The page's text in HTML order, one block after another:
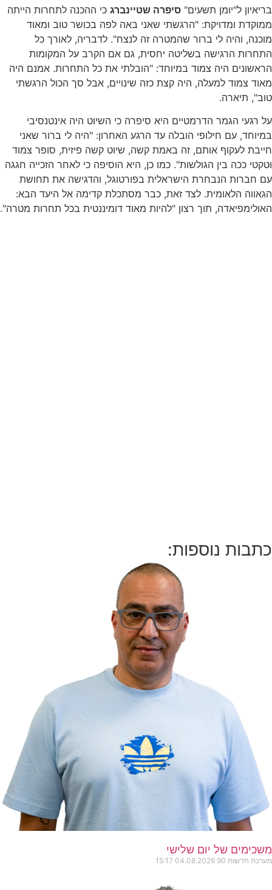
בריאיון ל"יומן תשעים" סיפרה שטיינברג כי ההכנה לתחרות הייתה
ממוקדת ומדויקת: "הרגשתי שאני באה לפה בכושר טוב ומאוד
מוכנה, והיה לי ברור שהמטרה זה לנצח". לדבריה, לאורך כל
התחרות הרגישה בשליטה יחסית, גם אם הקרב על המקומות
הראשונים היה צמוד במיוחד: "הובלתי את כל התחרות. אמנם היה
מאוד צמוד למעלה, היה קצת כזה שינויים, אבל סך הכול הרגשתי
טוב", תיארה.
על רגעי הגמר הדרמטיים היא סיפרה כי השיוט היה אינטנסיבי
במיוחד, עם חילופי הובלה עד הרגע האחרון: "היה לי ברור שאני
חייבת לעקוף אותם, זה באמת קשה, שיוט קשה פיזית, סופר צמוד
וטקטי ככה בין הגולשות". כמו כן, היא הוסיפה כי לאחר הזכייה חגגה
עם חברות הנבחרת הישראלית בפורטוגל, והדגישה את תחושת
הגאווה הלאומית. לצד זאת, כבר מסתכלת קדימה אל היעד הבא:
האולימפיאדה, תוך רצון "להיות מאוד דומיננטית בכל תחרות מטרה".
כתבות נוספות:
משכימים של יום שלישי
מערכת חדשות 90 04.08.2026
15:17